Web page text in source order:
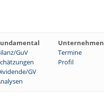
Unternehmen
GuV Termine
Profil
GV